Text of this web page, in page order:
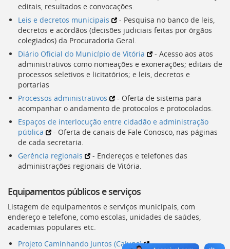
desta
página
[]
Ir
para
a
busca
[]
Voltar
para
o
início
deste
menu
[]
editais, resultados e convocações.
Leis e decretos municipais
- Pesquisa no banco de leis,
decretos e acórdãos (decisões judiciais feitas por órgãos
colegiados) da Procuradoria Geral.
Diário Oficial do Município de Vitória
- Acesso aos atos
administrativos como nomeações e exonerações; editais de
processos seletivos e licitatórios; e leis, decretos e
portarias
Processos administrativos
- Oferta de sistema para
acompanhar o andamento de protocolos e protocolados.
Espaços de interlocução entre cidadão e administração
pública
- Oferta de canais de Fale Conosco, nas páginas
de cada secretaria.
Gerência regionais
- Endereços e telefones das
administrações regionais de Vitória.
Equipamentos públicos e serviços
Listagem de equipamentos e serviços municipais, com
endereço e telefone, como escolas, unidades de saúdes,
academias populares etc.
Projeto Caminhando Juntos (Cajuns)